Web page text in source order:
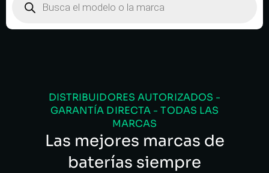
DISTRIBUIDORES AUTORIZADOS -
GARANTÍA DIRECTA - TODAS LAS
MARCAS
Las mejores marcas de
baterías siempre